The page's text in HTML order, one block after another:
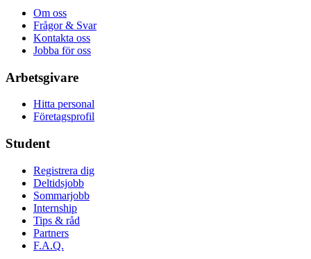
Om oss
Frågor & Svar
Kontakta oss
Jobba för oss
Arbetsgivare
Hitta personal
Företagsprofil
Student
Registrera dig
Deltidsjobb
Sommarjobb
Internship
Tips & råd
Partners
F.A.Q.